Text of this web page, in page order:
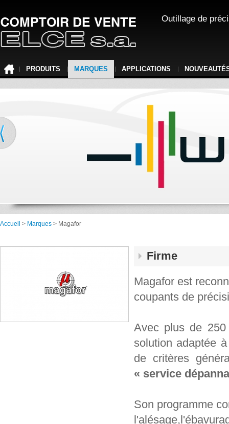
Outillage de
PRODUITS MARQUES APPLICATIONS
Accueil > Marques > Magafor
Firme
Magafor est
coupants de
Avec plus de
solution adaptée
de critères
« service
Son programme